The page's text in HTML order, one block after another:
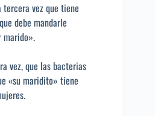
vez que tiene
debe mandarle
marido».
vez, que las bacterias
«su maridito» tiene